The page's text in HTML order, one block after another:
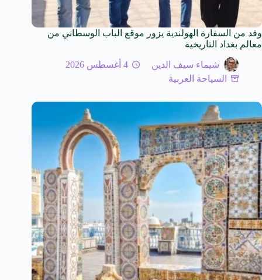
وفد من السفارة الهولندية يزور موقع الباب الوسطاني من
معالم بغداد التاريخية
شيماء سيف الدين
4 أغسطس 2026
السياحة العربية